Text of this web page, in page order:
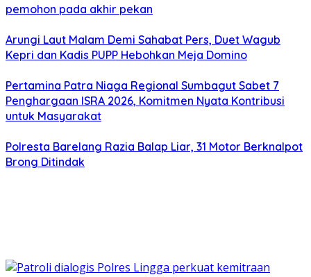
pemohon pada akhir pekan
Arungi Laut Malam Demi Sahabat Pers, Duet Wagub
Kepri dan Kadis PUPP Hebohkan Meja Domino
Pertamina Patra Niaga Regional Sumbagut Sabet 7
Penghargaan ISRA 2026, Komitmen Nyata Kontribusi
untuk Masyarakat
Polresta Barelang Razia Balap Liar, 31 Motor Berknalpot
Brong Ditindak